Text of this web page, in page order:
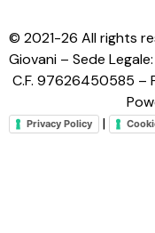
© 2021-26 All rights
Giovani – Sede
C.F. 97626450585 –
Privacy Policy |